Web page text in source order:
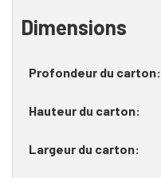
Dimensions
Profondeur du carton
Hauteur du carton
Largeur du carton